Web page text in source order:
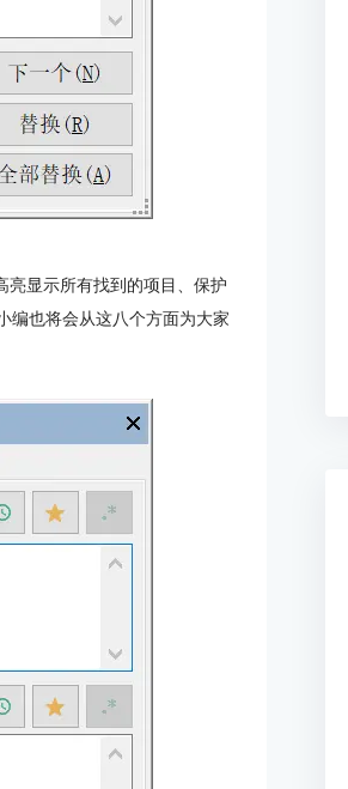
亮显示所有找到的项目、保护
编也将会从这八个方面为大家